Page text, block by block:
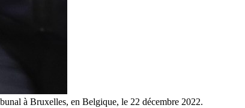
à Bruxelles, en Belgique, le 22 décembre 2022.